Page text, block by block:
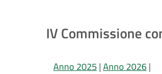
IV Commissione
Anno 2025 |Anno 2026|